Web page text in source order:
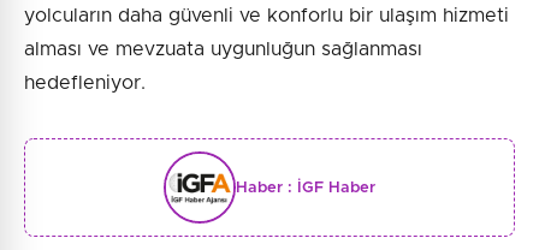
yolcuların daha güvenli ve konforlu bir ulaşım hizmeti
alması ve mevzuata uygunluğun sağlanması
hedefleniyor.
Haber : İGF Haber